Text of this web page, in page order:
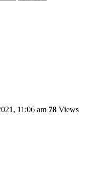
11:06 am 78 Views